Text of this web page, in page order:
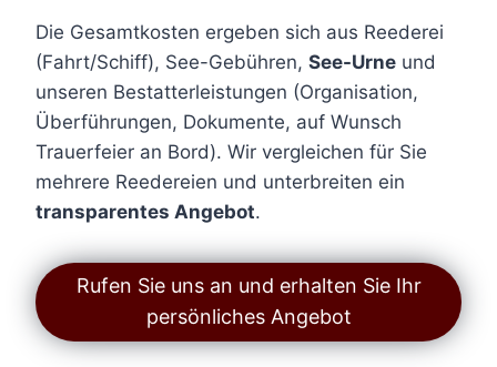
Die Gesamtkosten ergeben sich aus Reederei
(Fahrt/Schiff), See-Gebühren, See-Urne und
unseren Bestatterleistungen (Organisation,
Überführungen, Dokumente, auf Wunsch
Trauerfeier an Bord). Wir vergleichen für Sie
mehrere Reedereien und unterbreiten ein
transparentes Angebot.
Rufen Sie uns an und erhalten Sie Ihr
persönliches Angebot